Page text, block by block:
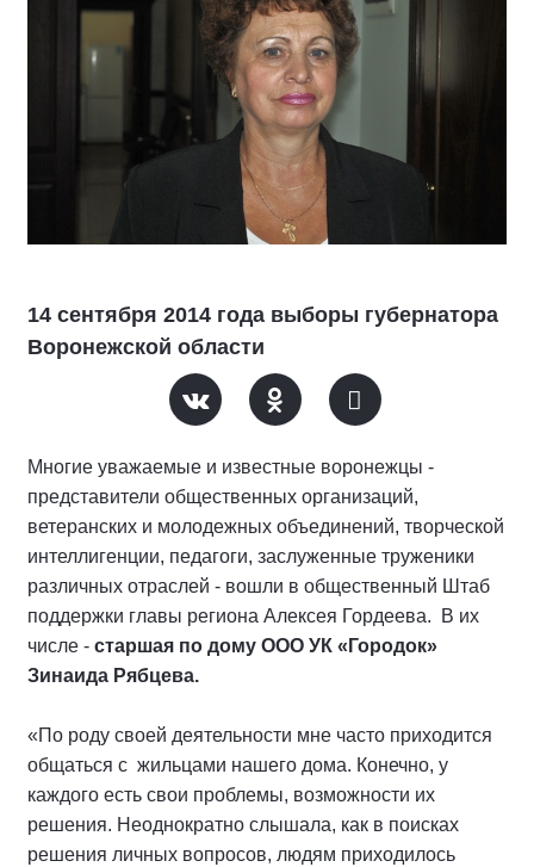
14 сентября 2014 года выборы губернатора
Воронежской области
Многие уважаемые и известные воронежцы -
представители общественных организаций,
ветеранских и молодежных объединений, творческой
интеллигенции, педагоги, заслуженные труженики
различных отраслей - вошли в общественный Штаб
поддержки главы региона Алексея Гордеева. В их
числе - старшая по дому ООО УК «Городок»
Зинаида Рябцева.
«По роду своей деятельности мне часто приходится
общаться с жильцами нашего дома. Конечно, у
каждого есть свои проблемы, возможности их
решения. Неоднократно слышала, как в поисках
решения личных вопросов, людям приходилось